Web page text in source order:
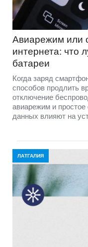
Авиарежим или
интернета: что
батареи
Когда заряд
способов продлить
отключение
авиарежим и
данных влияют на
ЛАТГАЛИЯ